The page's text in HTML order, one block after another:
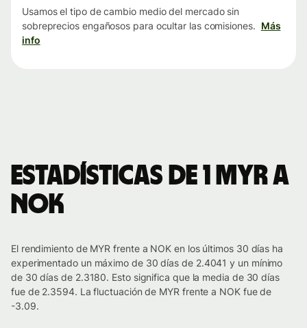
Usamos el tipo de cambio medio del mercado sin
sobreprecios engañosos para ocultar las comisiones. Más
info
Estadísticas de 1 MYR a
NOK
El rendimiento de MYR frente a NOK en los últimos 30 días ha
experimentado un máximo de 30 días de 2.4041 y un mínimo
de 30 días de 2.3180. Esto significa que la media de 30 días
fue de 2.3594. La fluctuación de MYR frente a NOK fue de
-3.09.